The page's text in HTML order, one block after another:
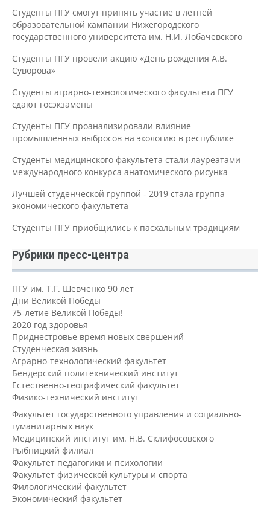
Студенты ПГУ смогут принять участие в летней
образовательной кампании Нижегородского
государственного университета им. Н.И. Лобачевского
Студенты ПГУ провели акцию «День рождения А.В.
Суворова»
Студенты аграрно-технологического факультета ПГУ
сдают госэкзамены
Студенты ПГУ проанализировали влияние
промышленных выбросов на экологию в республике
Студенты медицинского факультета стали лауреатами
международного конкурса анатомического рисунка
Лучшей студенческой группой - 2019 стала группа
экономического факультета
Студенты ПГУ приобщились к пасхальным традициям
Рубрики пресс-центра
ПГУ им. Т.Г. Шевченко 90 лет
Дни Великой Победы
75-летие Великой Победы!
2020 год здоровья
Приднестровье время новых свершений
Студенческая жизнь
Аграрно-технологический факультет
Бендерский политехнический институт
Естественно-географический факультет
Физико-технический институт
Факультет государственного управления и социально-
гуманитарных наук
Медицинский институт им. Н.В. Склифосовского
Рыбницкий филиал
Факультет педагогики и психологии
Факультет физической культуры и спорта
Филологический факультет
Экономический факультет